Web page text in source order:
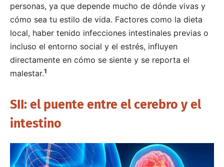
personas, ya que depende mucho de dónde vivas y
cómo sea tu estilo de vida. Factores como la dieta
local, haber tenido infecciones intestinales previas o
incluso el entorno social y el estrés, influyen
directamente en cómo se siente y se reporta el
malestar.1
SII: el puente entre el cerebro y el
intestino